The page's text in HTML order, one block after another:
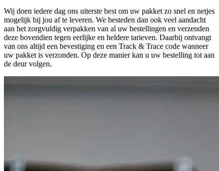
Wij doen iedere dag ons uiterste best om uw pakket zo snel en netjes
mogelijk bij jou af te leveren. We besteden dan ook veel aandacht
aan het zorgvuldig verpakken van al uw bestellingen en verzenden
deze bovendien tegen eerlijke en heldere tarieven. Daarbij ontvangt
van ons altijd een bevestiging en een Track & Trace code wanneer
uw pakket is verzonden. Op deze manier kan u uw bestelling tot aan
de deur volgen.